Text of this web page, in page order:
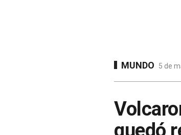
MUNDO 5 de
quedó